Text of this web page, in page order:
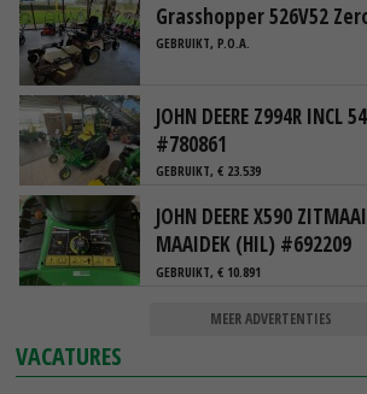
Grasshopper 526V52
GEBRUIKT, P.O.A.
JOHN DEERE Z994R INCL
#780861
GEBRUIKT, € 23.539
JOHN DEERE X590
MAAIDEK (HIL) #692209
GEBRUIKT, € 10.891
MEER ADVERTENTIES
VACATURES